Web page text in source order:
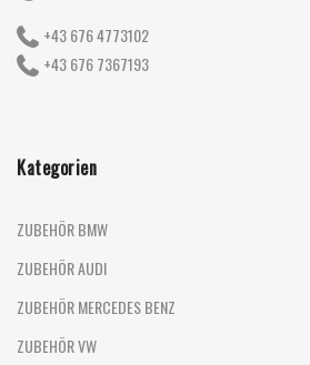
+43 676 4773102
+43 676 7367193
Kategorien
ZUBEHÖR BMW
ZUBEHÖR AUDI
ZUBEHÖR MERCEDES BENZ
ZUBEHÖR VW